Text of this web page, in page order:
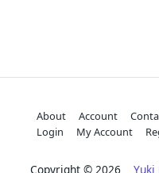
About Account
Login
My Account
Copyright © 2026 Yuki